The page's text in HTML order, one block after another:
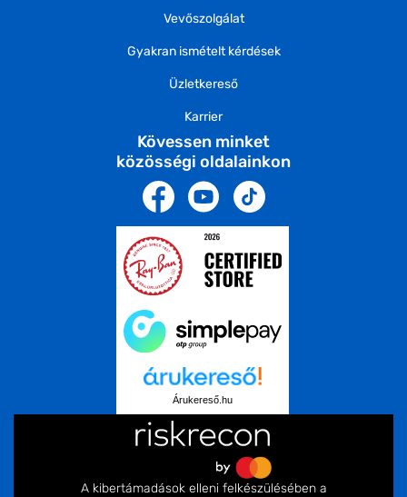
Vevőszolgálat
Gyakran ismételt kérdések
Üzletkereső
Karrier
Kövessen minket
közösségi oldalainkon
Árukereső.hu
A kibertámadások elleni felkészülésében a